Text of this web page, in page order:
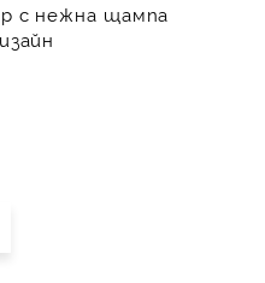
с нежна щампа